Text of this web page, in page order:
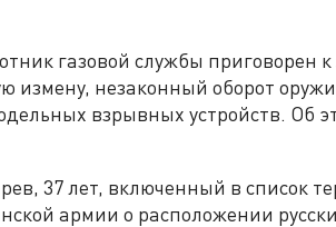
газовой службы приговорен
измену, незаконный оборот
взрывных устройств. Об
37 лет, включенный в список
армии о расположении